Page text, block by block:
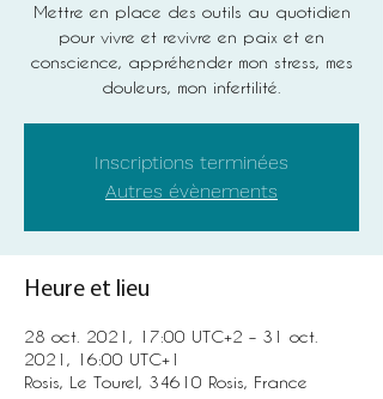
Mettre en place des outils au quotidien
pour vivre et revivre en paix et en
conscience, appréhender mon stress, mes
douleurs, mon infertilité.
Inscriptions terminées
Autres évènements
Heure et lieu
28 oct. 2021, 17:00 UTC+2 – 31 oct.
2021, 16:00 UTC+1
Rosis, Le Tourel, 34610 Rosis, France